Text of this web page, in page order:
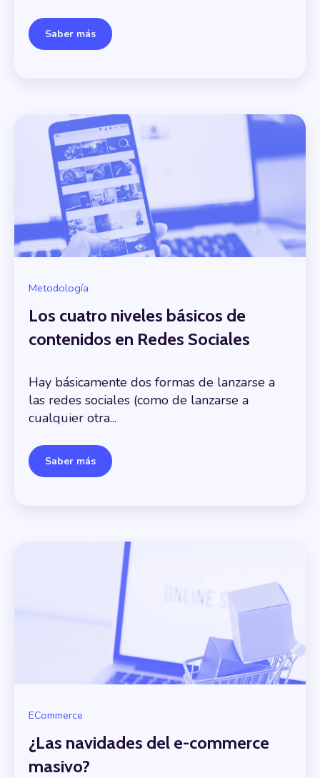
Saber más
Metodología
Los cuatro niveles básicos de
contenidos en Redes Sociales
Hay básicamente dos formas de lanzarse a
las redes sociales (como de lanzarse a
cualquier otra...
Saber más
ECommerce
¿Las navidades del e-commerce
masivo?